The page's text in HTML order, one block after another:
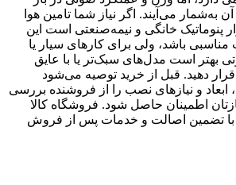
به‌شمار می‌آیند. اگر نیاز شما تامین هوا
پنوماتیک خانگی و نیمه‌صنعتی است این
مناسبی باشد، ولی برای کارهای سیار یا
است مدل‌های سبک‌تر یا با عایق
دهید. قبل از خرید توصیه می‌شود
و نیازهای نصب را از فروشنده بررسی
اطمینان حاصل شود. فروشگاه کالا
با تضمین اصالت و خدمات پس از فروش